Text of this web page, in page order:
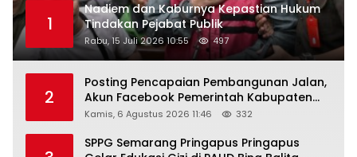
1
Nadiem dan Kaburnya Kepastian Hukum
Tindakan Pejabat Publik
Rabu, 15 Juli 2026 10:55 497
2
Posting Pencapaian Pembangunan Jalan,
Akun Facebook Pemerintah Kabupaten
Rembang “Dirujak” Warganet
Kamis, 6 Agustus 2026 11:46 332
SPPG Semarang Pringapus Pringapus